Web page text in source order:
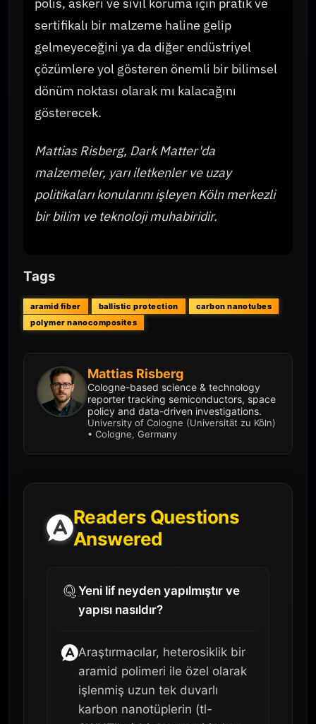
sertifikalı bir malzeme haline gelip
gelmeyeceğini ya da diğer endüstriyel
çözümlere yol gösteren önemli bir bilimsel
dönüm noktası olarak mı kalacağını
gösterecek.
Mattias Risberg, Dark Matter'da
malzemeler, yarı iletkenler ve uzay
politikaları konularını işleyen Köln merkezli
bir bilim ve teknoloji muhabiridir.
Tags
aramid fiber ballistic protection
carbon nanotubes
polymer nanocomposites
Mattias Risberg
Cologne-based science & technology
reporter tracking semiconductors, space
policy and data-driven investigations.
University of Cologne (Universität zu Köln)
• Cologne, Germany
Readers Questions
Answered
Yeni lif neyden yapılmıştır ve
yapısı nasıldır?
Araştırmacılar, heterosiklik bir
aramid polimeri ile özel olarak
işlenmiş uzun tek duvarlı
karbon nanotüplerin (tl-